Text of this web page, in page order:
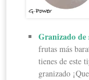
Granizado de
frutas más
tienes de este
granizado